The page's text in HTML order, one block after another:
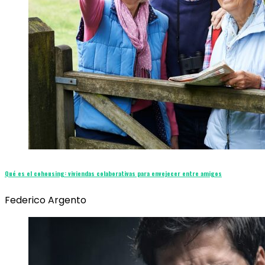
Qué es el cohousing: viviendas colaborativas para envejecer entre amigos
Federico Argento